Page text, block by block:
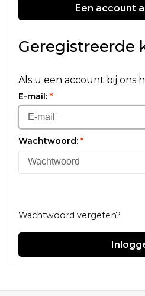
Een account
Geregistreerde
Als u een account bij ons
E-mail: *
Wachtwoord: *
Wachtwoord vergeten?